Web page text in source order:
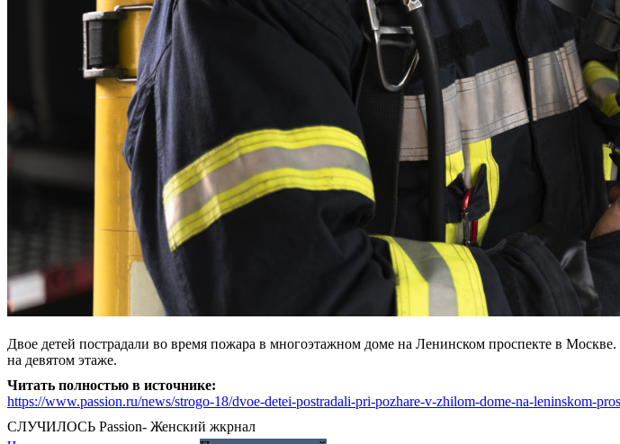
Двое детей пострадали во время пожара в многоэтажном доме на Ленинском проспекте в
на девятом этаже.
Читать полностью в источнике:
https://www.passion.ru/news/strogo-18/dvoe-detei-postradali-pri-pozhare-v-zhilom-dome-na-leninskom-
СЛУЧИЛОСЬ Passion- Женский жкрнал